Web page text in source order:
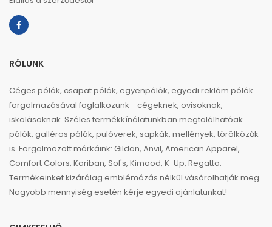
RÓLUNK
Céges pólók, csapat pólók, egyenpólók, egyedi reklám pólók
forgalmazásával foglalkozunk - cégeknek, ovisoknak,
iskolásoknak. Széles termékkínálatunkban megtalálhatóak
pólók, galléros pólók, pulóverek, sapkák, mellények, törölközők
is. Forgalmazott márkáink: Gildan, Anvil, American Apparel,
Comfort Colors, Kariban, Sol's, Kimood, K-Up, Regatta.
Termékeinket kizárólag emblémázás nélkül vásárolhatják meg.
Nagyobb mennyiség esetén kérje egyedi ajánlatunkat!